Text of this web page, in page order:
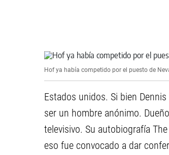
Hof ya había competido por el puesto de
Estados unidos. Si bien
ser un hombre anónimo.
televisivo. Su autobiografía
eso fue convocado a dar